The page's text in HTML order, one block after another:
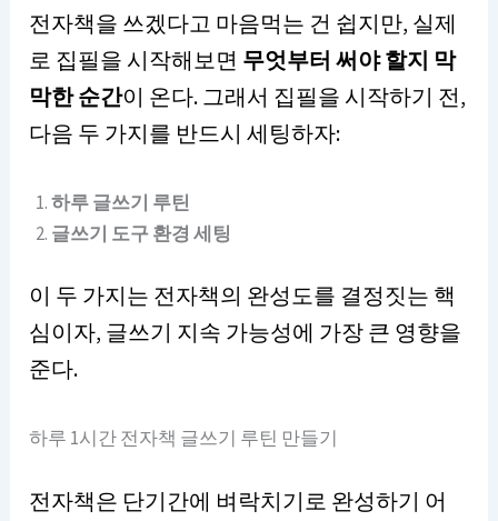
전자책을 쓰겠다고 마음먹는 건 쉽지만, 실제
로 집필을 시작해보면 무엇부터 써야 할지 막
막한 순간이 온다. 그래서 집필을 시작하기 전,
다음 두 가지를 반드시 세팅하자:
하루 글쓰기 루틴
글쓰기 도구 환경 세팅
이 두 가지는 전자책의 완성도를 결정짓는 핵
심이자, 글쓰기 지속 가능성에 가장 큰 영향을
준다.
하루 1시간 전자책 글쓰기 루틴 만들기
전자책은 단기간에 벼락치기로 완성하기 어